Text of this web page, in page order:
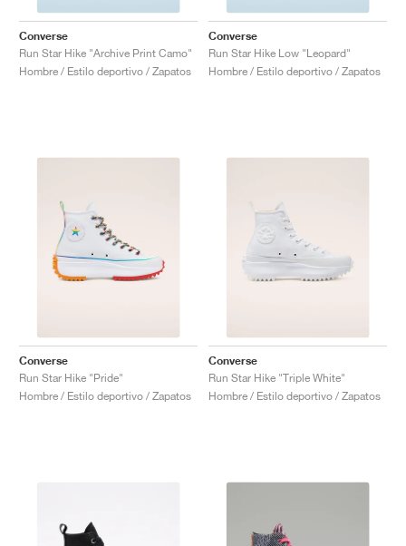
Converse
Run Star Hike "Archive Print Camo"
Hombre / Estilo deportivo / Zapatos
Converse
Run Star Hike Low "Leopard"
Hombre / Estilo deportivo / Zapatos
Converse
Run Star Hike "Pride"
Hombre / Estilo deportivo / Zapatos
Converse
Run Star Hike "Triple White"
Hombre / Estilo deportivo / Zapatos